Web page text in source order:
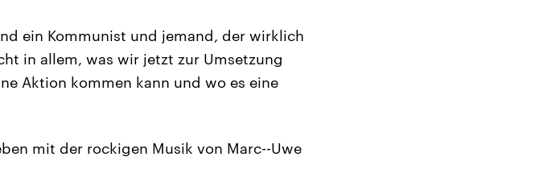
ein Kommunist und jemand, der wirklich
in allem, was wir jetzt zur Umsetzung
Aktion kommen kann und wo es eine
mit der rockigen Musik von Marc--Uwe